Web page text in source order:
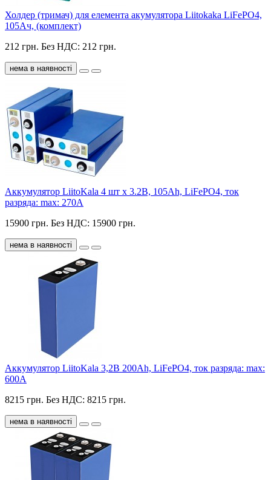
Холдер (тримач) для елемента акумулятора Liitokaka LiFePO4,
105Ач, (комплект)
212 грн. Без НДС: 212 грн.
нема в наявності
Аккумулятор LiitoKala 4 шт х 3.2В, 105Ah, LiFePO4, ток
разряда: max: 270A
15900 грн. Без НДС: 15900 грн.
нема в наявності
Аккумулятор LiitoKala 3,2В 200Ah, LiFePO4, ток разряда: max:
600A
8215 грн. Без НДС: 8215 грн.
нема в наявності